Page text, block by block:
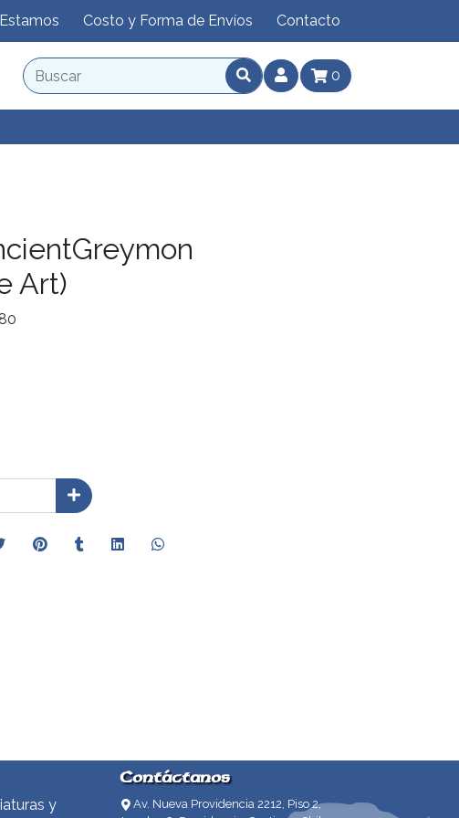
Costo y Forma de Envíos Contacto
0
Art)
y
Contáctanos
Av. Nueva Providencia 2212, Piso 2,